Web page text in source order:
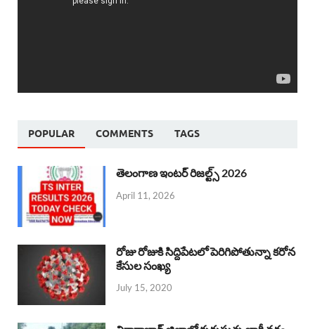
POPULAR COMMENTS TAGS
తెలంగాణ ఇంటర్ రిజల్ట్స్ 2026
April 11, 2026
రోజు రోజుకి సిద్దిపేటలో పెరిగిపోతున్నా కరోన
కేసుల సంఖ్య
July 15, 2020